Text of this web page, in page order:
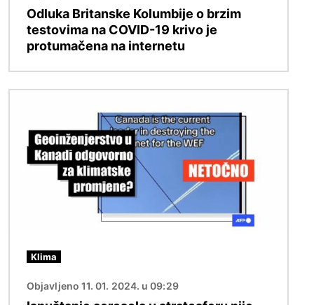
Odluka Britanske Kolumbije o brzim
testovima na COVID-19 krivo je
protumačena na internetu
Klima
Objavljeno 11. 01. 2024. u 09:29